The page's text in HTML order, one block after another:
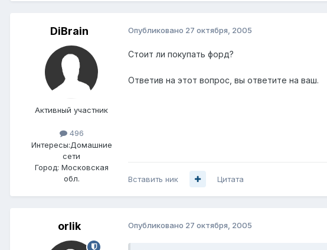
DiBrain
Активный участник
496
Интересы:Домашние
сети
Город: Московская
обл.
Опубликовано 27 октября, 2005
Стоит ли покупать форд?
Ответив на этот вопрос, вы ответите на ваш.
Вставить ник Цитата
orlik Опубликовано 27 октября, 2005